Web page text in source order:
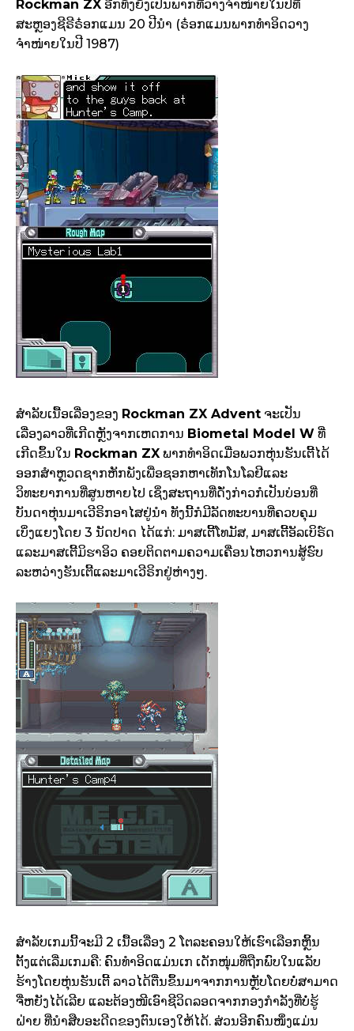
Rockman ZX ອີກທັງຍັງເປັນພາກທີ່ວາງຈຳໜ່າຍໃນປີທີ່
ສະຫຼອງຊີຣີຣ໋ອກແມນ 20 ປີນຳ (ຣ໋ອກແມນພາກທຳອິດວາງ
ຈຳໜ່າຍໃນປີ 1987)
ສຳລັບເນື້ອເລື່ອງຂອງ Rockman ZX Advent ຈະເປັນ
ເລື່ອງລາວທີ່ເກີດຫຼັງຈາກເຫດການ Biometal Model W ທີ່
ເກີດຂຶ້ນໃນ Rockman ZX ພາກທຳອິດເມື່ອພວກຫຸ່ນຮັນເຕີ້ໄດ້
ອອກສຳຫຼວດຊາກຫັກພັງເພື່ອຊອກຫາເທັກໂນໂລຢີແລະ
ວິທະຍາການທີ່ສູນຫາຍໄປ ເຊິ່ງສະຖານທີ່ດັ່ງກ່າວກໍເປັນບ່ອນທີ່
ບັນດາຫຸ່ນມາເວີຣິກອາໄສຢູ່ນຳ ທັງນີ້ກໍມີລັດທະບານທີ່ຄວບຄຸມ
ເບິ່ງແຍງໂດຍ 3 ນັດປາດ ໄດ້ແກ່: ມາສເຕີ້ໂທມັສ, ມາສເຕີ້ອັລເບິຣ໌ດ
ແລະມາສເຕີ້ມິຮາອິວ ຄອຍຕິດຕາມຄວາມເຄື່ອນໄຫວການສູ້ຮົບ
ລະຫວ່າງຮັນເຕີ້ແລະມາເວີຣິກຢູ່ຫ່າງໆ.
ສຳລັບເກມນີ້ຈະມີ 2 ເນື້ອເລື່ອງ 2 ໂຕລະຄອນໃຫ້ເຮົາເລືອກຫຼິ້ນ
ຕັ້ງແຕ່ເລີ່ມເກມຄື: ຄົນທຳອິດແມ່ນເກ ເດັກໜຸ່ມທີ່ຖືກພົບໃນແລັບ
ຮ້າງໂດຍຫຸ່ນຮັນເຕີ້ ລາວໄດ້ຕື່ນຂຶ້ນມາຈາກການຫຼັບໂດຍບໍ່ສາມາດ
ຈື່ຫຍັງໄດ້ເລີຍ ແລະຕ້ອງໜີເອົາຊີວິດລອດຈາກກອງກຳລັງທີ່ບໍ່ຮູ້
ຝ່າຍ ທີ່ນຳສືບອະດີດຂອງຕົນເອງໃຫ້ໄດ້. ສ່ວນອີກຄົນໜຶ່ງແມ່ນ